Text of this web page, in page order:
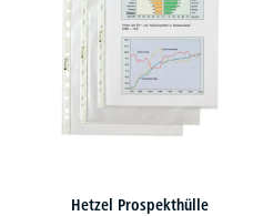
Hetzel Prospekthülle